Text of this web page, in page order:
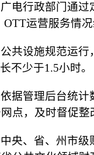
广电行政部门通
运营服务情
公共设施规范运
不少于1.5小时。
依据管理后台统
点，及时督促整
中央、省、州市